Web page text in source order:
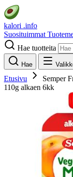
kalori .info
Suosituimmat
Hae tuotteita
Hae
Etusivu
Semper
110g alkaen 6kk